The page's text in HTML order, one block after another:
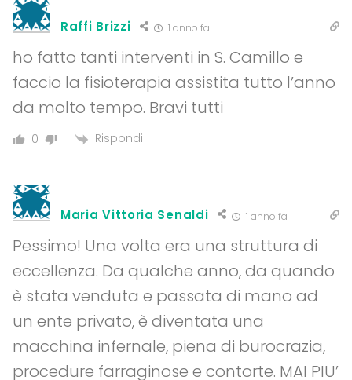
Raffi Brizzi 1 anno fa
ho fatto tanti interventi in S. Camillo e
faccio la fisioterapia assistita tutto l’anno
da molto tempo. Bravi tutti
0 Rispondi
Maria Vittoria Senaldi 1 anno fa
Pessimo! Una volta era una struttura di
eccellenza. Da qualche anno, da quando
è stata venduta e passata di mano ad
un ente privato, è diventata una
macchina infernale, piena di burocrazia,
procedure farraginose e contorte. MAI PIU’